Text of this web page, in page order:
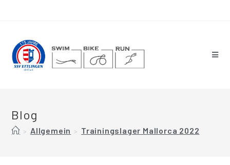
Blog
> Allgemein > Trainingslager Mallorca 2022